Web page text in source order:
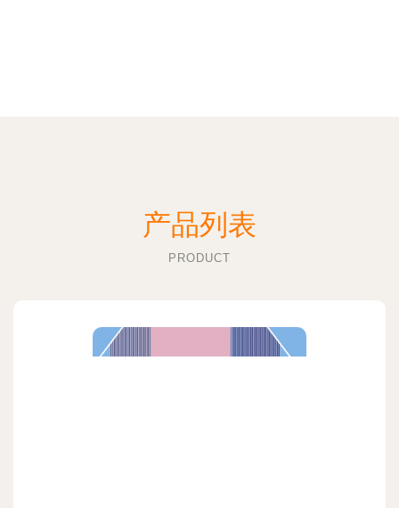
产品列表
PRODUCT